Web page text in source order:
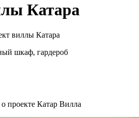
Катара
виллы Катара
шкаф, гардероб
проекте Катар Вилла